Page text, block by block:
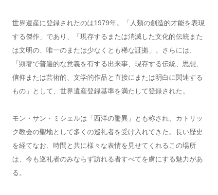
世界遺産に登録されたのは1979年。「人類の創造的才能を表現
する傑作」であり、「現存するまたは消滅した文化的伝統また
は文明の、唯一のまたは少なくとも稀な証拠」。さらには、
「顕著で普遍的な意義を有する出来事、現存する伝統、思想、
信仰または芸術的、文学的作品と直接にまたは明白に関連する
もの」として、世界遺産登録基準を満たして登録された。
モン・サン・ミシェルは「西洋の驚異」とも称され、カトリッ
ク教会の聖地として多くの巡礼者を受け入れてきた。長い歴史
を経てなお、時間と共に様々な表情を見せてくれるこの場所
は、今も巡礼者のみならず訪れる者すべてを虜にする魅力があ
る。